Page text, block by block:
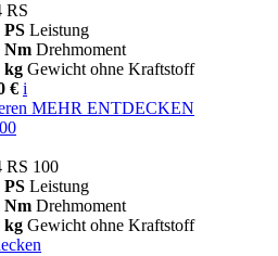
RS
PS Leistung
Nm Drehmoment
kg Gewicht ohne Kraftstoff
€ i
MEHR ENTDECKEN
RS 100
PS Leistung
Nm Drehmoment
kg Gewicht ohne Kraftstoff